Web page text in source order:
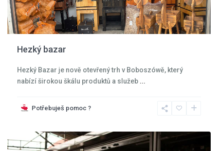
Hezký bazar
Hezký Bazar je nově otevřený trh v Boboszówě, který
nabízí širokou škálu produktů a služeb ...
Potřebuješ pomoc ?
Kudowa